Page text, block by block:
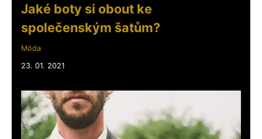
Jaké boty si obout ke
společenským šatům?
Móda
23. 01. 2021